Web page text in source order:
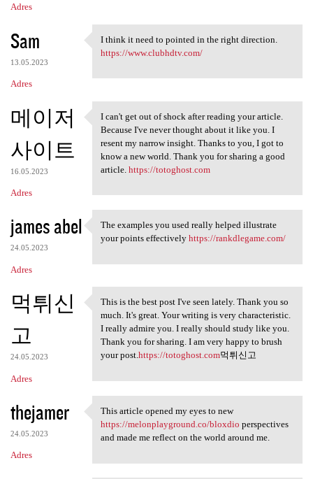
Adres
Sam
13.05.2023
Adres
I think it need to pointed in
I think it need to pointed in the right direction.
https://www.clubhdtv.com/
메이저
사이트
16.05.2023
Adres
I can't get out of shock
I can't get out of shock after reading your article.
Because I've never thought about it like you. I
resent my narrow insight. Thanks to you, I got to
know a new world. Thank you for sharing a good
article. https://totoghost.com
james abel
24.05.2023
Adres
The examples you used really
The examples you used really helped illustrate
your points effectively https://rankdlegame.com/
먹튀신
고
24.05.2023
Adres
This is the best post I've
This is the best post I've seen lately. Thank you so
much. It's great. Your writing is very characteristic.
I really admire you. I really should study like you.
Thank you for sharing. I am very happy to brush
your post.https://totoghost.com먹튀신고
thejamer
24.05.2023
Adres
This article opened my eyes
This article opened my eyes to new
https://melonplayground.co/bloxdio perspectives
and made me reflect on the world around me.